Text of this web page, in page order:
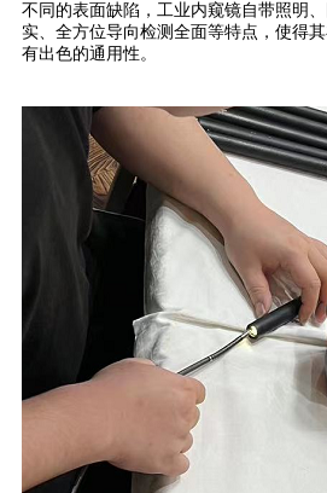
不同的表面缺陷，工业内窥镜自带照明
实、全方位导向检测全面等特点，使得
有出色的通用性。